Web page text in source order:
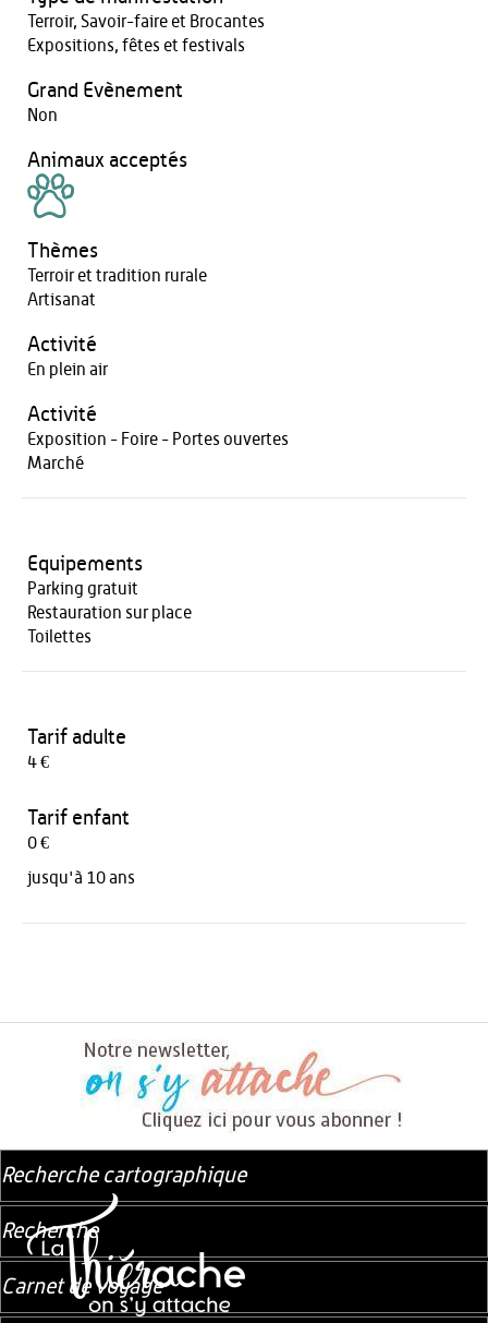
Terroir, Savoir-faire et Brocantes
Expositions, fêtes et festivals
Grand Evènement
Non
Animaux acceptés
Thèmes
Terroir et tradition rurale
Artisanat
Activité
En plein air
Activité
Exposition - Foire - Portes ouvertes
Marché
Equipements
Parking gratuit
Restauration sur place
Toilettes
Tarif adulte
4 €
Tarif enfant
0 €
jusqu'à 10 ans
Recherche cartographique
Recherche
Carnet de voyage